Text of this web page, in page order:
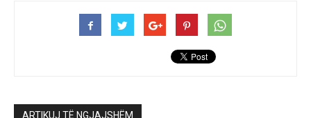
ARTIKUJ TË NGJAJSHËM